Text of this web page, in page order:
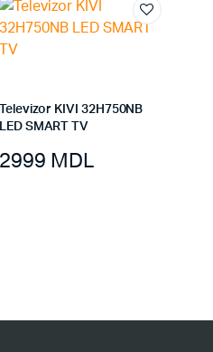
Televizor KIVI 32H750NB
LED SMART TV
2999 MDL